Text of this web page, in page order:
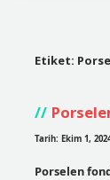
Etiket:
Tarih: Ekim 1,
Porselen